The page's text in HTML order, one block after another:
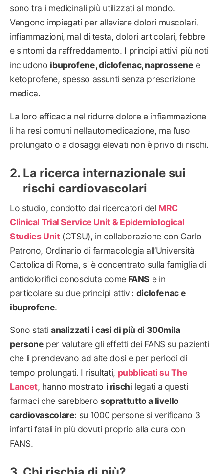
sono tra i medicinali più utilizzati al mondo.
Vengono impiegati per alleviare dolori muscolari,
infiammazioni, mal di testa, dolori articolari, febbre
e sintomi da raffreddamento. I principi attivi più noti
includono ibuprofene, diclofenac, naprossene e
ketoprofene, spesso assunti senza prescrizione
medica.
La loro efficacia nel ridurre dolore e infiammazione
li ha resi comuni nell’automedicazione, ma l’uso
prolungato o a dosaggi elevati non è privo di rischi.
La ricerca internazionale sui
rischi cardiovascolari
Lo studio, condotto dai ricercatori del MRC
Clinical Trial Service Unit & Epidemiological
Studies Unit(CTSU), in collaborazione con Carlo
Patrono, Ordinario di farmacologia all’Università
Cattolica di Roma, si è concentrato sulla famiglia di
antidolorifici conosciuta comeFANS e in
particolare su due principi attivi: diclofenac e
ibuprofene.
Sono stati analizzati i casi di più di 300mila
persone per valutare gli effetti dei FANS su pazienti
che li prendevano ad alte dosi e per periodi di
tempo prolungati. I risultati, pubblicati su The
Lancet, hanno mostrato i rischi legati a questi
farmaci che sarebbero soprattutto a livello
cardiovascolare: su 1000 persone si verificano 3
infarti fatali in più dovuti proprio alla cura con
FANS.